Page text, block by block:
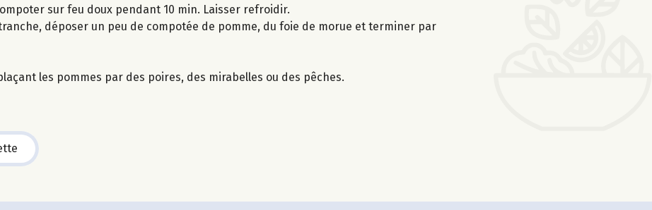
sur feu doux pendant 10 min. Laisser refroidir.
déposer un peu de compotée de pomme, du foie de morue et terminer par
les pommes par des poires, des mirabelles ou des pêches.